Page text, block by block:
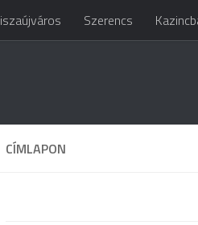
Szerencs
CÍMLAPON